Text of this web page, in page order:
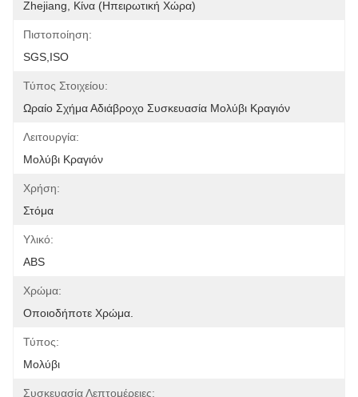
Zhejiang, Κίνα (ηπειρωτική Χώρα)
Πιστοποίηση:
SGS,ISO
Τύπος Στοιχείου:
Ωραίο Σχήμα Αδιάβροχο Συσκευασία Μολύβι Κραγιόν
Λειτουργία:
Μολύβι Κραγιόν
Χρήση:
Στόμα
Υλικό:
ABS
Χρώμα:
Οποιοδήποτε Χρώμα.
Τύπος:
Μολύβι
Συσκευασία Λεπτομέρειες: